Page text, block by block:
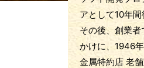
アとして10年間
その後、創業者
かけに、1946
金属特約店 老舗